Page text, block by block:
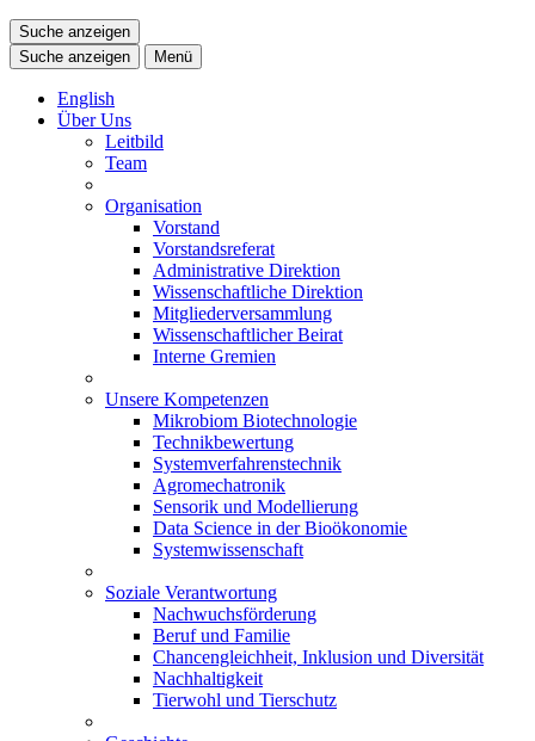
Suche anzeigen
Suche anzeigen
Menü
English
Über Uns
Leitbild
Team
Organisation
Vorstand
Vorstandsreferat
Administrative Direktion
Wissenschaftliche Direktion
Mitgliederversammlung
Wissenschaftlicher Beirat
Interne Gremien
Unsere Kompetenzen
Mikrobiom Biotechnologie
Technikbewertung
Systemverfahrenstechnik
Agromechatronik
Sensorik und Modellierung
Data Science in der Bioökonomie
Systemwissenschaft
Soziale Verantwortung
Nachwuchsförderung
Beruf und Familie
Chancengleichheit, Inklusion und Diversität
Nachhaltigkeit
Tierwohl und Tierschutz